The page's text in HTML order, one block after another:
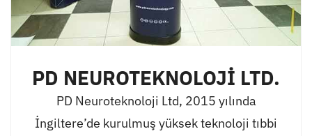
PD NEUROTEKNOLOJİ LTD.
PD Neuroteknoloji Ltd, 2015 yılında
İngiltere’de kurulmuş yüksek teknoloji tıbbi